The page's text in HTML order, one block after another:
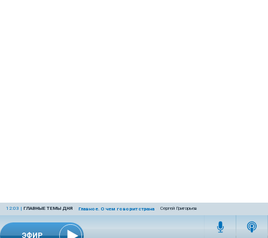
ЭФИР
12:03 | ГЛАВНЫЕ ТЕМЫ ДНЯ Главное. О чем говорит страна Сергей Григорьев